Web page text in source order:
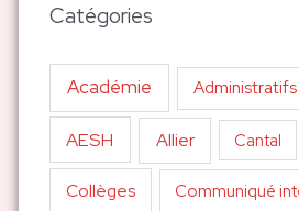
Catégories
Académie Administratifs
AESH Allier Cantal
Collèges Communiqué